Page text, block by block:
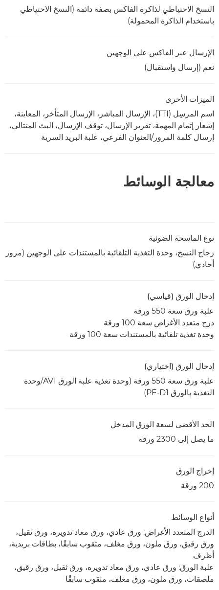
النسخ الاحتياطي لذاكرة الفاكس بصفة دائمة (النسخ الاحتياطي
باستخدام الذاكرة المحمولة)
الإرسال عبر الفاكس على الوجهين
نعم (إرسال واستقبال)
الميزات الأخرى
اسم المرسِل (TTI)، الإرسال المباشر، الإرسال المتأخر، المعاينة،
إشعار إتمام المهمة، تقرير الإرسال، توقف الإرسال، البث المتتالي،
إرسال كلمة المرور/العنوان الفرعي، علبة البريد السرية
معالجة الوسائط
نوع الماسحة الضوئية
زجاج النسخ، وحدة التغذية التلقائية بالمستندات على الوجهين (مرور
أحادي)
إدخال الورق (قياسي)
علبة ورق سعة 550 ورقة
درج متعدد الأغراض سعة 100 ورقة
وحدة تغذية تلقائية بالمستندات سعة 100 ورقة
إدخال الورق (اختياري)
علبة ورق سعة 550 ورقة (وحدة تغذية علبة الورق AV1/وحدة
التغذية بالورق PF-D1)
الحد الأقصى لسعة الورق المدخل
ما يصل إلى 2300 ورقة
إخراج الورق
200 ورقة
أنواع الوسائط
الدرج المتعدد الأغراض: ورق عادي، ورق معاد تدويره، ورق ثقيل،
ورق رقيق، ورق ملون، ورق مغلف، مثقوب سابقًا، بطاقات بريدية،
أظرف
علبة الورق: ورق عادي، ورق معاد تدويره، ورق ثقيل، ورق رقيق،
ملصقات، ورق ملون، ورق مغلف، مثقوب سابقًا